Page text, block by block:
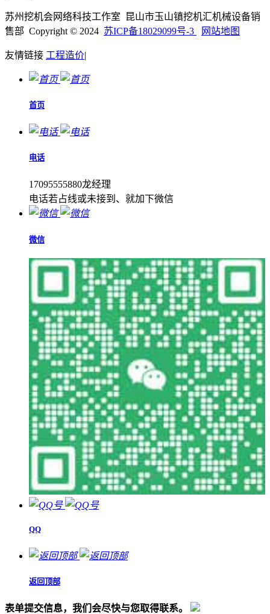
苏州挖机会网络科技工作室 昆山市玉山镇挖机汇机械设备销
售部 Copyright © 2024 苏ICP备18029099号-3 网站地图
友情链接 工程造价|
首页
电话
17095555880龙经理
电话若占线或未接到、就加下微信
微信
QQ
返回顶部
表单提交信息，我们会尽快与您取得联系。